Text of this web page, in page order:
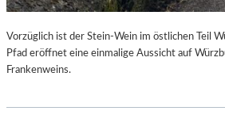
U
R
-
Vorzüglich ist der Stein-Wein im östlichen Teil
Pfad eröffnet eine einmalige Aussicht auf
Frankenweins.